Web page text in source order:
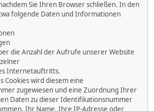
Sie Ihren Browser schließen. In den
folgende Daten und Informationen
die Anzahl der Aufrufe unserer Website
Internetauftritts.
Cookies wird diesem eine
zugewiesen und eine Zuordnung Ihrer
Daten zu dieser Identifikationsnummer
Ihr Name, Ihre IP-Adresse oder